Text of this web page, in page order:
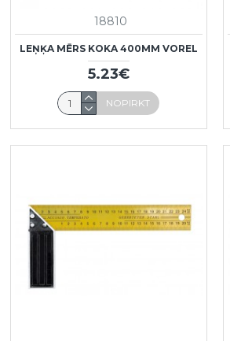
18810
LEŅĶA MĒRS KOKA 400MM VOREL
5.23€
NOPIRKT